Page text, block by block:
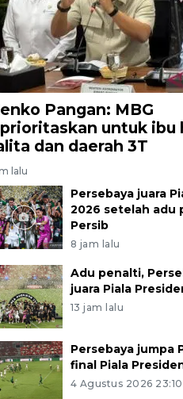
Pangan: MBG
untuk ibu
dan daerah 3T
lalu
Persebaya juara
2026 setelah adu
Persib
8 jam lalu
Adu penalti,
juara Piala
13 jam lalu
Persebaya jumpa
final Piala
4 Agustus 2026 23:10